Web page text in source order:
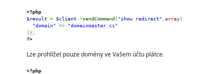
<?php
$result
= $client->sendCommand ("show redirect" array(
"domain"
=>
"domainmaster.cz"
) ) ;
?>
Lze prohlížet pouze domény ve Vašem účtu plátce.
<?php